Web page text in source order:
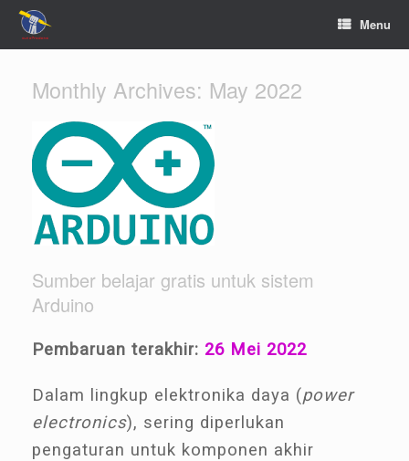
Menu
Monthly Archives: May 2022
Sumber belajar gratis untuk sistem
Arduino
Pembaruan terakhir: 26 Mei 2022
Dalam lingkup elektronika daya (power
electronics), sering diperlukan
pengaturan untuk komponen akhir